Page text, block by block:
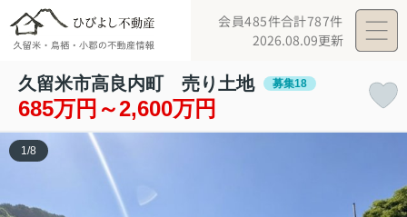
会員485件合計787件
2026.08.09更新
久留米市高良内町 売り土地 募集18
685万円～2,600万円
1/8